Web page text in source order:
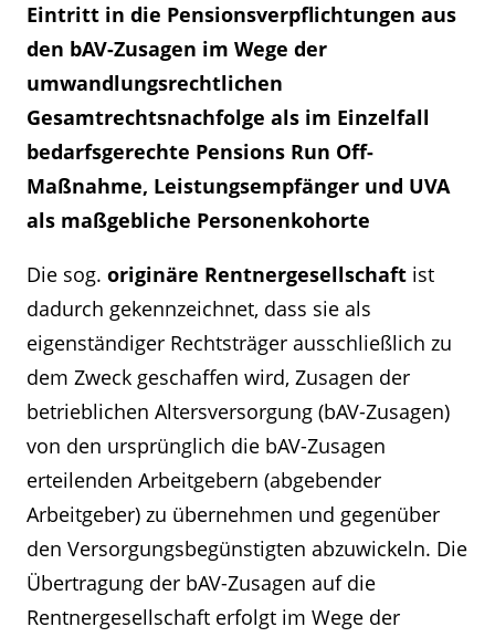
Eintritt in die Pensionsverpflichtungen aus
den bAV-Zusagen im Wege der
umwandlungsrechtlichen
Gesamtrechtsnachfolge als im Einzelfall
bedarfsgerechte Pensions Run Off-
Maßnahme, Leistungsempfänger und UVA
als maßgebliche Personenkohorte
Die sog. originäre Rentnergesellschaft ist
dadurch gekennzeichnet, dass sie als
eigenständiger Rechtsträger ausschließlich zu
dem Zweck geschaffen wird, Zusagen der
betrieblichen Altersversorgung (bAV-Zusagen)
von den ursprünglich die bAV-Zusagen
erteilenden Arbeitgebern (abgebender
Arbeitgeber) zu übernehmen und gegenüber
den Versorgungsbegünstigten abzuwickeln. Die
Übertragung der bAV-Zusagen auf die
Rentnergesellschaft erfolgt im Wege der